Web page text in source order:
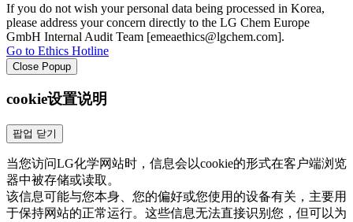
If you do not wish your personal data being processed in Korea,
please address your concern directly to the LG Chem Europe
GmbH Internal Audit Team [emeaethics@lgchem.com].
Go to Ethics Hotline
Close Popup
cookie设置说明
팝업 닫기
当您访问LG化学网站时，信息会以cookie的形式在客户端浏览
器中被存储或读取。
该信息可能与您本身、您的偏好或您使用的设备有关，主要用
于保持网站的正常运行。这些信息无法直接识别您，但可以为